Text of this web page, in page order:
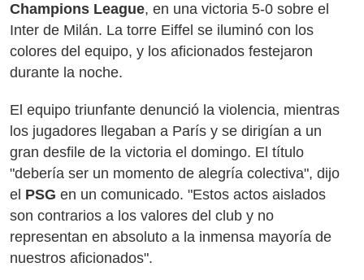
Champions League, en una victoria 5-0 sobre el
Inter de Milán. La torre Eiffel se iluminó con los
colores del equipo, y los aficionados festejaron
durante la noche.
El equipo triunfante denunció la violencia, mientras
los jugadores llegaban a París y se dirigían a un
gran desfile de la victoria el domingo. El título
"debería ser un momento de alegría colectiva", dijo
el PSG en un comunicado. "Estos actos aislados
son contrarios a los valores del club y no
representan en absoluto a la inmensa mayoría de
nuestros aficionados".